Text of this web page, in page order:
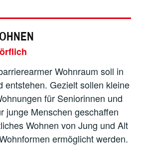
Wohnraum soll in
entstehen. Gezielt sollen kleine
für Seniorinnen und
junge Menschen geschaffen
Wohnen von Jung und Alt
ermöglicht werden.